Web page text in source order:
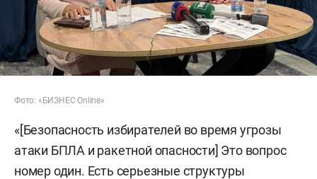
Фото: «БИЗНЕС Online»
«[Безопасность избирателей во время угрозы
атаки БПЛА и ракетной опасности] Это вопрос
номер один. Есть серьезные структуры